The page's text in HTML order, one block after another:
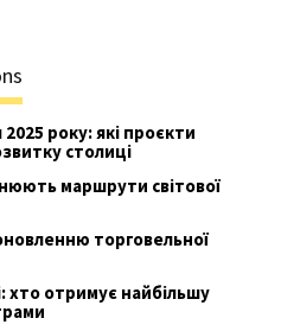
2025 року: які проєкти
столиці
маршрути світової
торговельної
хто отримує найбільшу